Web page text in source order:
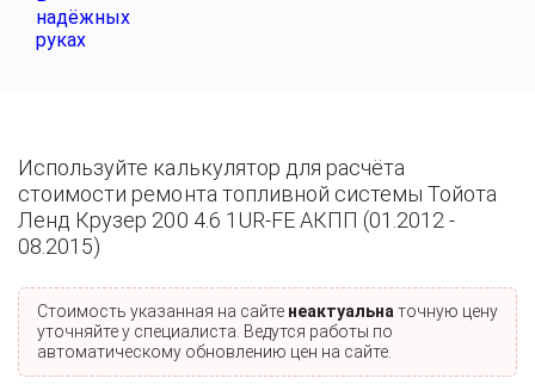
Используйте калькулятор для расчёта
стоимости ремонта топливной системы Тойота
Ленд Крузер 200 4.6 1UR-FE АКПП (01.2012 -
08.2015)
Стоимость указанная на сайте неактуальна точную цену
уточняйте у специалиста. Ведутся работы по
автоматическому обновлению цен на сайте.